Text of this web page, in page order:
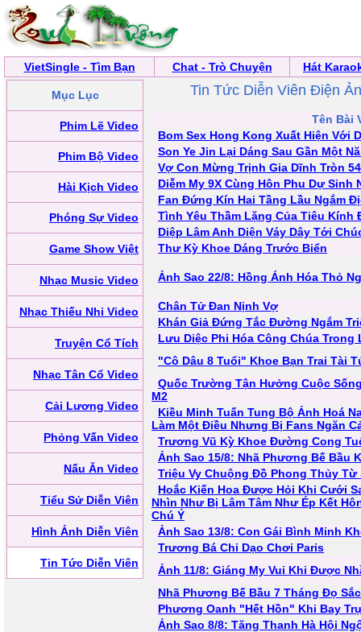
VietSingle - Tìm Bạn Chat - Trò Chuyện Hát
Mục Lục
Phim Lẽ Video
Phim Bộ Video
Hài Kịch Video
Phóng Sự Video
Game Show Việt
Nhạc Music Video
Nhạc Thiếu Nhi Video
Truyện Cổ Tích
Nhạc Tân Cổ Video
Cải Lương Video
Phỏng Vấn Video
Nấu Ăn Video
Tiểu Sử Diễn Viên
Hình Ảnh Diễn Viên
Tin Tức Diễn Viên
Tin Tức Diễn Viên Điện
Tên Bài
Bom Sex Hong Kong Xuất Hiện Với
Son Ye Jin Lại Dáng Sau Gần Một
Vợ Con Mừng Trịnh Gia Dĩnh Tròn
Diễm My 9X Cùng Hôn Phu Dự Sinh
Fan Đứng Kín Hai Tầng Lầu Ngắm
Tình Yêu Thầm Lặng Của Tiêu Kính
Diệp Lâm Anh Diện Váy Dây Tới
Thư Kỳ Khoe Dáng Trước Biển
Ảnh Sao 22/8: Hồng Ánh Hóa Thỏ
Chân Tử Đan Nịnh Vợ
Khán Giả Đứng Tắc Đường Ngắm
Lưu Diệc Phi Hóa Công Chúa Trong
"Cô Dâu 8 Tuổi" Khoe Bạn Trai Tài
Quốc Trường Tận Hưởng Cuộc
M2
Kiều Minh Tuấn Tung Bộ Ảnh Hoá
Làm Một Điều Nhưng Bị Fans Ngăn
Trương Vũ Kỳ Khoe Đường Cong
Ảnh Sao 15/8: Nhã Phương Bế Bầu
Triệu Vy Chuộng Đồ Phong Thủy Từ
Hoắc Kiến Hoa Được Hỏi Khi Cưới
Nhìn Như Bị Lâm Tâm Như Ép Kết
Chú Ý
Ảnh Sao 13/8: Con Gái Bình Minh
Trương Bá Chi Dạo Chơi Paris
Ảnh 11/8: Giáng My Vui Khi Được
Nhã Phương Bế Bầu 7 Tháng Đọ
Phương Oanh "Hết Hồn" Khi Bay
Ảnh Sao 8/8: Tăng Thanh Hà Hội